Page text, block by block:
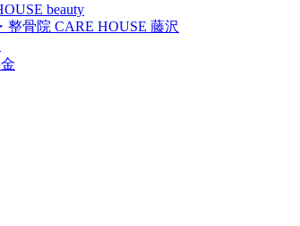
beauty
整骨院 CARE HOUSE 藤沢